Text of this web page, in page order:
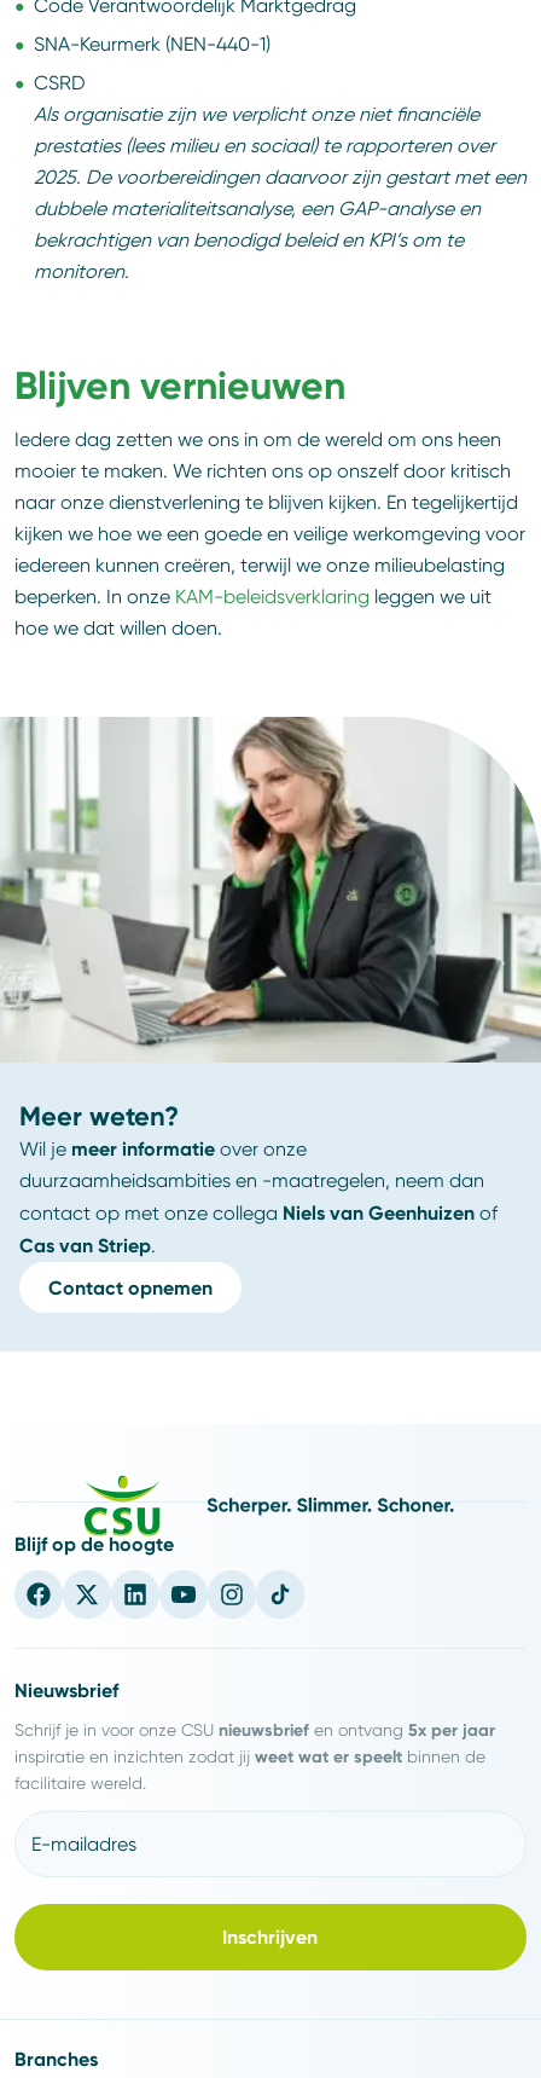
Code Verantwoordelijk Marktgedrag
SNA-Keurmerk (NEN-440-1)
CSRD
Als organisatie zijn we verplicht onze niet financiële
prestaties (lees milieu en sociaal) te rapporteren over
2025. De voorbereidingen daarvoor zijn gestart met een
dubbele materialiteitsanalyse, een GAP-analyse en
bekrachtigen van benodigd beleid en KPI’s om te
monitoren.
Blijven vernieuwen
Iedere dag zetten we ons in om de wereld om ons heen
mooier te maken. We richten ons op onszelf door kritisch
naar onze dienstverlening te blijven kijken. En tegelijkertijd
kijken we hoe we een goede en veilige werkomgeving voor
iedereen kunnen creëren, terwijl we onze milieubelasting
beperken. In onze KAM-beleidsverklaring leggen we uit
hoe we dat willen doen.
Meer weten?
Wil je meer informatie over onze
duurzaamheidsambities en -maatregelen, neem dan
contact op met onze collega Niels van Geenhuizen of
Cas van Striep.
Contact opnemen
Blijf op de hoogte
Nieuwsbrief
Schrijf je in voor onze CSU nieuwsbrief en ontvang 5x per jaar
inspiratie en inzichten zodat jij weet wat er speelt binnen de
facilitaire wereld.
E-mailadres
Inschrijven
Branches